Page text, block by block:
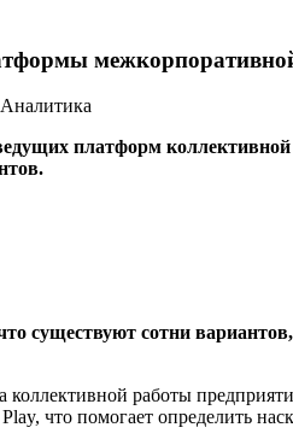
Аналитика
платформ
существуют сотни
работы
что помогает определить